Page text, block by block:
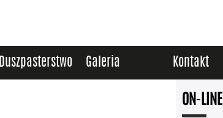
Duszpasterstwo Galeria Kontakt
ON-LINE